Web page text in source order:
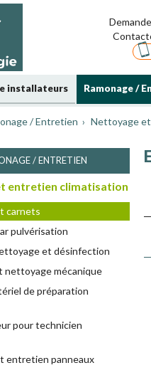
installateurs Ramonage /
/ Entretien Nettoyage
/ ENTRETIEN
entretien climatisation
carnets
pulvérisation
et désinfection
nettoyage mécanique
de préparation
pour technicien
entretien panneaux